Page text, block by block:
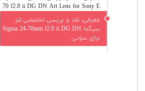
70 f2.8 ii DG DN Art Lens for Sony E
معرفی، نقد و بررسی تخصصی لنز
سیگما Sigma 24-70mm f2.8 ii DG DN
برای سونی